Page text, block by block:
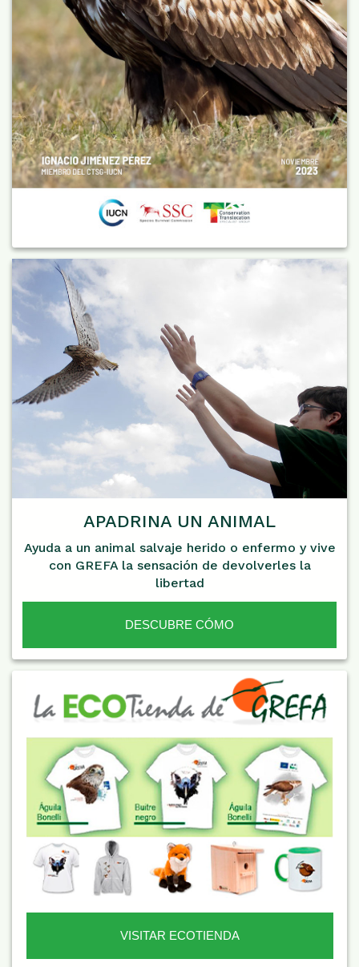
APADRINA UN ANIMAL
Ayuda a un animal salvaje herido o enfermo y vive
con GREFA la sensación de devolverles la
libertad
DESCUBRE CÓMO
VISITAR ECOTIENDA